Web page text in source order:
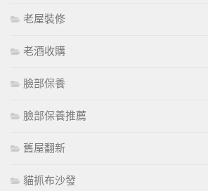
老屋裝修
老酒收購
臉部保養
臉部保養推薦
舊屋翻新
貓抓布沙發